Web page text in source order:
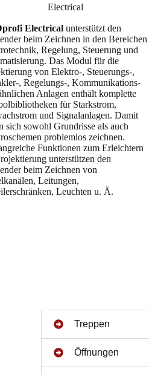
Electrical
Electricalunterstützt den
beim Zeichnen in den Bereichen
Regelung, Steuerung und
Das Modul für die
von Elektro-, Steuerungs-,
, Regelungs-, Kommunikations-
Anlagen enthält komplette
für Starkstrom,
und Signalanlagen. Damit
sich sowohl Grundrisse als auch
problemlos zeichnen.
Funktionen zum Erleichtern
unterstützen den
beim Zeichnen von
Leitungen,
Leuchten u. Ä.
Treppen
Öffnungen